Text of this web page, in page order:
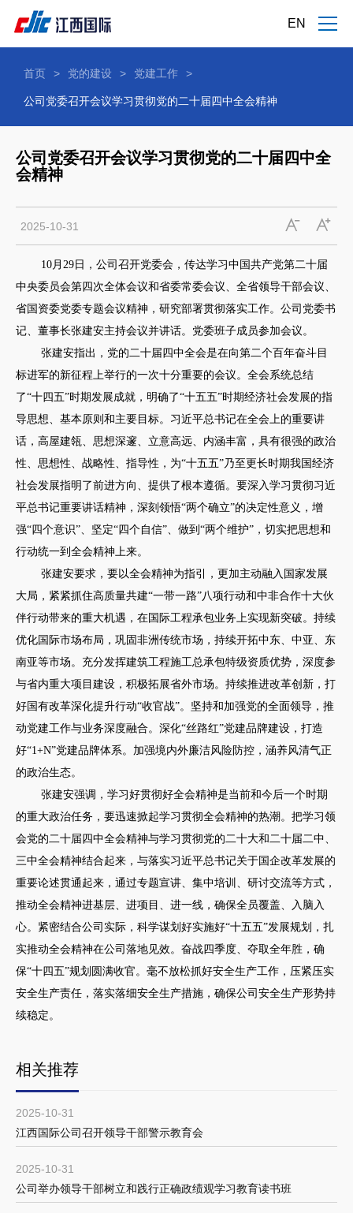
EN
首页 > 党的建设 > 党建工作 >
公司党委召开会议学习贯彻党的二十届四中全会精神
公司党委召开会议学习贯彻党的二十届四中全
会精神
2025-10-31
10月29日，公司召开党委会，传达学习中国共产党第二十届
中央委员会第四次全体会议和省委常委会议、全省领导干部会议、
省国资委党委专题会议精神，研究部署贯彻落实工作。公司党委书
记、董事长张建安主持会议并讲话。党委班子成员参加会议。
张建安指出，党的二十届四中全会是在向第二个百年奋斗目
标进军的新征程上举行的一次十分重要的会议。全会系统总结
了“十四五”时期发展成就，明确了“十五五”时期经济社会发展的指
导思想、基本原则和主要目标。习近平总书记在全会上的重要讲
话，高屋建瓴、思想深邃、立意高远、内涵丰富，具有很强的政治
性、思想性、战略性、指导性，为“十五五”乃至更长时期我国经济
社会发展指明了前进方向、提供了根本遵循。要深入学习贯彻习近
平总书记重要讲话精神，深刻领悟“两个确立”的决定性意义，增
强“四个意识”、坚定“四个自信”、做到“两个维护”，切实把思想和
行动统一到全会精神上来。
张建安要求，要以全会精神为指引，更加主动融入国家发展
大局，紧紧抓住高质量共建“一带一路”八项行动和中非合作十大伙
伴行动带来的重大机遇，在国际工程承包业务上实现新突破。持续
优化国际市场布局，巩固非洲传统市场，持续开拓中东、中亚、东
南亚等市场。充分发挥建筑工程施工总承包特级资质优势，深度参
与省内重大项目建设，积极拓展省外市场。持续推进改革创新，打
好国有改革深化提升行动“收官战”。坚持和加强党的全面领导，推
动党建工作与业务深度融合。深化“丝路红”党建品牌建设，打造
好“1+N”党建品牌体系。加强境内外廉洁风险防控，涵养风清气正
的政治生态。
张建安强调，学习好贯彻好全会精神是当前和今后一个时期
的重大政治任务，要迅速掀起学习贯彻全会精神的热潮。把学习领
会党的二十届四中全会精神与学习贯彻党的二十大和二十届二中、
三中全会精神结合起来，与落实习近平总书记关于国企改革发展的
重要论述贯通起来，通过专题宣讲、集中培训、研讨交流等方式，
推动全会精神进基层、进项目、进一线，确保全员覆盖、入脑入
心。紧密结合公司实际，科学谋划好实施好“十五五”发展规划，扎
实推动全会精神在公司落地见效。奋战四季度、夺取全年胜，确
保“十四五”规划圆满收官。毫不放松抓好安全生产工作，压紧压实
安全生产责任，落实落细安全生产措施，确保公司安全生产形势持
续稳定。
相关推荐
2025-10-31
江西国际公司召开领导干部警示教育会
2025-10-31
公司举办领导干部树立和践行正确政绩观学习教育读书班